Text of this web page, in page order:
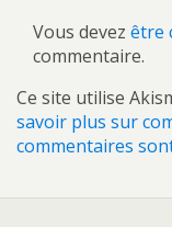
Vous devez être
commentaire.
Ce site utilise
savoir plus sur
commentaires